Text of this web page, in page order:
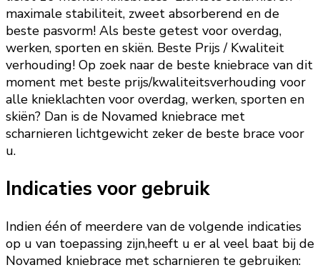
maximale stabiliteit, zweet absorberend en de
beste pasvorm! Als beste getest voor overdag,
werken, sporten en skiën. Beste Prijs / Kwaliteit
verhouding! Op zoek naar de beste kniebrace van dit
moment met beste prijs/kwaliteitsverhouding voor
alle knieklachten voor overdag, werken, sporten en
skiën? Dan is de Novamed kniebrace met
scharnieren lichtgewicht zeker de beste brace voor
u.
Indicaties voor gebruik
Indien één of meerdere van de volgende indicaties
op u van toepassing zijn,heeft u er al veel baat bij de
Novamed kniebrace met scharnieren te gebruiken: